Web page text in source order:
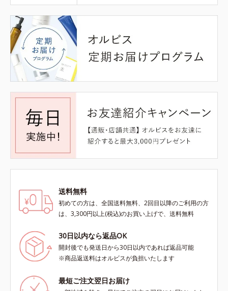
送料無料
初めての方は、全国送料無料、2回目以降のご利用の方
は、3,300円以上(税込)のお買い上げで、送料無料
30日以内なら返品OK
開封後でも発送日から30日以内であれば返品可能
※商品返送料はオルビスが負担いたします
最短ご注文翌日お届け